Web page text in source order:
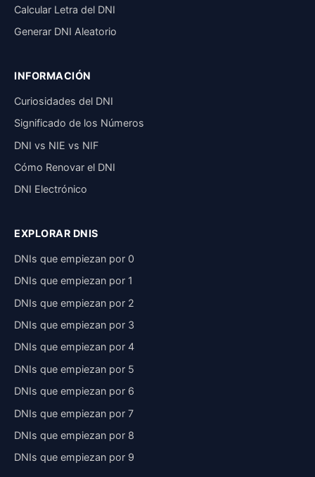
Calcular Letra del DNI
Generar DNI Aleatorio
INFORMACIÓN
Curiosidades del DNI
Significado de los Números
DNI vs NIE vs NIF
Cómo Renovar el DNI
DNI Electrónico
EXPLORAR DNIS
DNIs que empiezan por 0
DNIs que empiezan por 1
DNIs que empiezan por 2
DNIs que empiezan por 3
DNIs que empiezan por 4
DNIs que empiezan por 5
DNIs que empiezan por 6
DNIs que empiezan por 7
DNIs que empiezan por 8
DNIs que empiezan por 9